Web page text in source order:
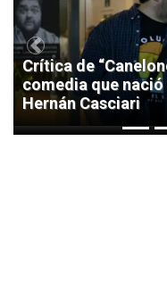
Crítica de
comedia que
Hernán Casciari
Previous